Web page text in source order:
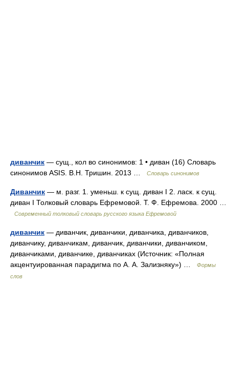
диванчик — сущ., кол во синонимов: 1 • диван (16) Словарь
синонимов ASIS. В.Н. Тришин. 2013 …
Словарь синонимов
Диванчик — м. разг. 1. уменьш. к сущ. диван I 2. ласк. к сущ.
диван I Толковый словарь Ефремовой. Т. Ф. Ефремова. 2000 …
Современный толковый словарь русского языка Ефремовой
диванчик — диванчик, диванчики, диванчика, диванчиков,
диванчику, диванчикам, диванчик, диванчики, диванчиком,
диванчиками, диванчике, диванчиках (Источник: «Полная
акцентуированная парадигма по А. А. Зализняку») …
Формы
слов